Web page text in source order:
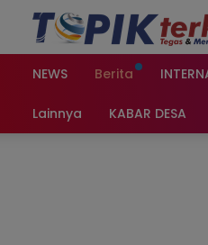
NEWS Berita
Lainnya KABAR DESA